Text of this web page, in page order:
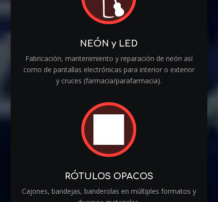
NEÓN y LED
Fabricación, mantenimiento y reparación de neón así
como de pantallas electrónicas para interior o exterior
y cruces (farmacia/parafarmacia).
RÓTULOS OPACOS
Cajones, bandejas, banderolas en múltiples formatos y